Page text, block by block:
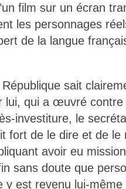
film sur un écran
les personnages
de la langue
sait
lui, qui a œuvré
investiture, le
fort de le dire et de le
avoir eu
sans doute que
y est revenu lui-